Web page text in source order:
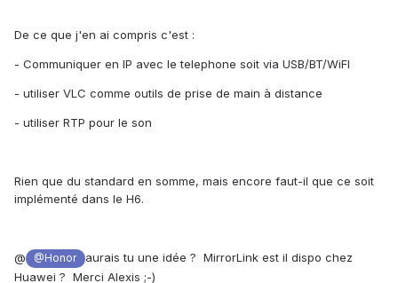
De ce que j'en ai compris c'est :
- Communiquer en IP avec le telephone soit via USB/BT/WiFI
- utiliser VLC comme outils de prise de main à distance
- utiliser RTP pour le son
Rien que du standard en somme, mais encore faut-il que ce soit
implémenté dans le H6.
@ @Honor
aurais tu une idée ? MirrorLink est il dispo chez
Huawei ? Merci Alexis ;-)